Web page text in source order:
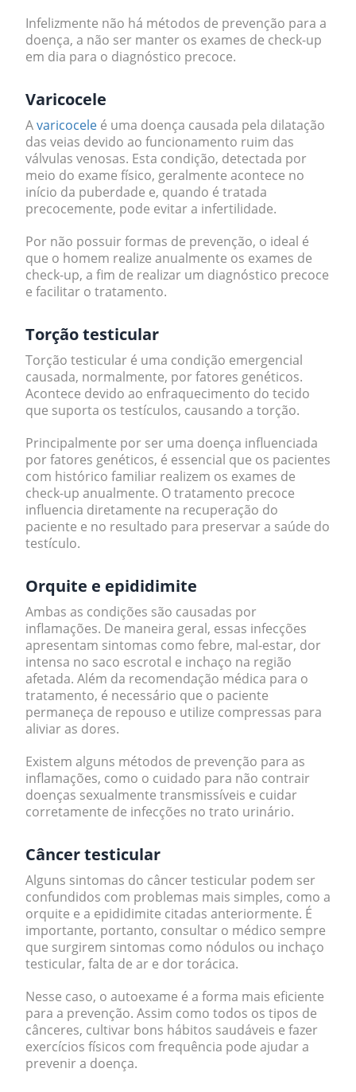
Infelizmente não há métodos de prevenção para a
doença, a não ser manter os exames de check-up
em dia para o diagnóstico precoce.
Varicocele
Avaricocele é uma doença causada pela dilatação
das veias devido ao funcionamento ruim das
válvulas venosas. Esta condição, detectada por
meio do exame físico, geralmente acontece no
início da puberdade e, quando é tratada
precocemente, pode evitar a infertilidade.
Por não possuir formas de prevenção, o ideal é
que o homem realize anualmente os exames de
check-up, a fim de realizar um diagnóstico precoce
e facilitar o tratamento.
Torção testicular
Torção testicular é uma condição emergencial
causada, normalmente, por fatores genéticos.
Acontece devido ao enfraquecimento do tecido
que suporta os testículos, causando a torção.
Principalmente por ser uma doença influenciada
por fatores genéticos, é essencial que os pacientes
com histórico familiar realizem os exames de
check-up anualmente. O tratamento precoce
influencia diretamente na recuperação do
paciente e no resultado para preservar a saúde do
testículo.
Orquite e epididimite
Ambas as condições são causadas por
inflamações. De maneira geral, essas infecções
apresentam sintomas como febre, mal-estar, dor
intensa no saco escrotal e inchaço na região
afetada. Além da recomendação médica para o
tratamento, é necessário que o paciente
permaneça de repouso e utilize compressas para
aliviar as dores.
Existem alguns métodos de prevenção para as
inflamações, como o cuidado para não contrair
doenças sexualmente transmissíveis e cuidar
corretamente de infecções no trato urinário.
Câncer testicular
Alguns sintomas do câncer testicular podem ser
confundidos com problemas mais simples, como a
orquite e a epididimite citadas anteriormente. É
importante, portanto, consultar o médico sempre
que surgirem sintomas como nódulos ou inchaço
testicular, falta de ar e dor torácica.
Nesse caso, o autoexame é a forma mais eficiente
para a prevenção. Assim como todos os tipos de
cânceres, cultivar bons hábitos saudáveis e fazer
exercícios físicos com frequência pode ajudar a
prevenir a doença.